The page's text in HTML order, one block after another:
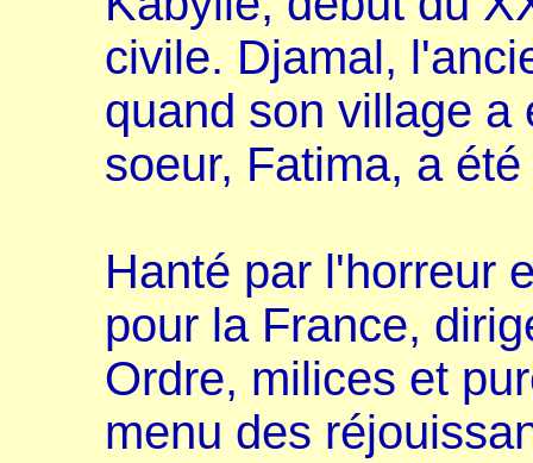
civile. Djamal,
quand son village a
soeur, Fatima, a
Hanté par l'horreur
pour la France,
Ordre, milices et
menu des